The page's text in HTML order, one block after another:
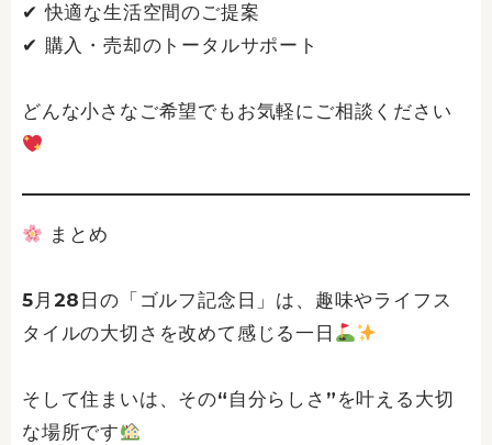
✔ 快適な生活空間のご提案
✔ 購入・売却のトータルサポート
どんな小さなご希望でもお気軽にご相談ください
まとめ
5月28日の「ゴルフ記念日」は、趣味やライフス
タイルの大切さを改めて感じる一日
そして住まいは、その“自分らしさ”を叶える大切
な場所です